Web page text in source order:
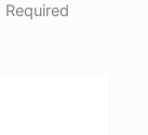
Required